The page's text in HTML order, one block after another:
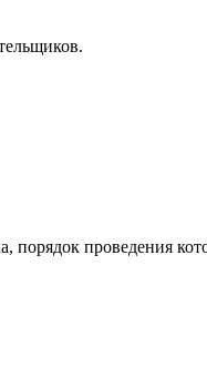
порядок проведения